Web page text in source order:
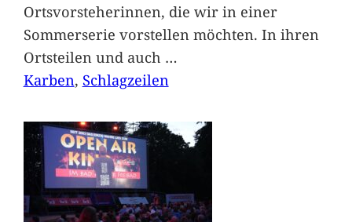
Ortsvorsteherinnen, die wir in einer
Sommerserie vorstellen möchten. In ihren
Ortsteilen und auch …
Karben, Schlagzeilen